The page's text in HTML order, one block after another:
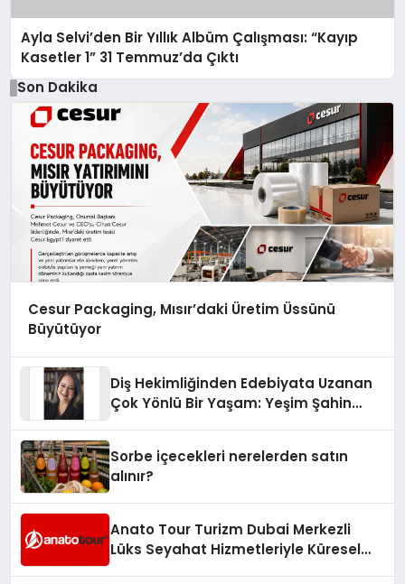
Ayla Selvi’den Bir Yıllık Albüm Çalışması: “Kayıp
Kasetler 1” 31 Temmuz’da Çıktı
Son Dakika
Cesur Packaging, Mısır’daki Üretim Üssünü
Büyütüyor
Diş Hekimliğinden Edebiyata Uzanan
Çok Yönlü Bir Yaşam: Yeşim Şahin
Sorbe içecekleri nerelerden satın
alınır?
Anato Tour Turizm Dubai Merkezli
Lüks Seyahat Hizmetleriyle Küresel